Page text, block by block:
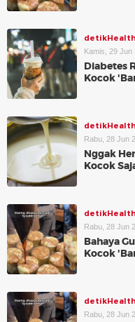
detikHealth
Kamis, 29 Jun
Diabetes
Kocok
detikHealth
Rabu, 28 Jun
Nggak
Kocok
detikHealth
Rabu, 28 Jun
Bahaya
Kocok
detikHealth
Rabu, 28 Jun